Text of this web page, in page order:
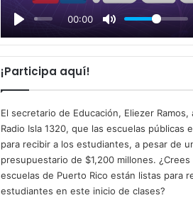
00:00
l
a
y
¡Participa aquí!
El secretario de Educación, Eliezer Ramos,
Radio Isla 1320, que las escuelas públicas
para recibir a los estudiantes, a pesar de
presupuestario de $1,200 millones. ¿Crees
escuelas de Puerto Rico están listas para
estudiantes en este inicio de clases?